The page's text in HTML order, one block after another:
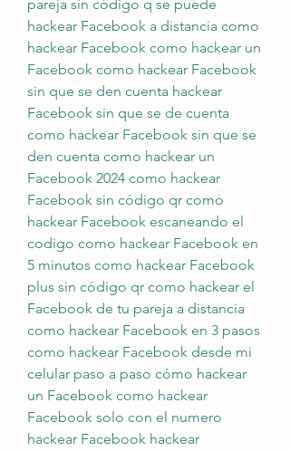
pareja sin código q se puede
hackear Facebook a distancia como
hackear Facebook como hackear un
Facebook como hackear Facebook
sin que se den cuenta hackear
Facebook sin que se de cuenta
como hackear Facebook sin que se
den cuenta como hackear un
Facebook 2024 como hackear
Facebook sin código qr como
hackear Facebook escaneando el
codigo como hackear Facebook en
5 minutos como hackear Facebook
plus sin código qr como hackear el
Facebook de tu pareja a distancia
como hackear Facebook en 3 pasos
como hackear Facebook desde mi
celular paso a paso cómo hackear
un Facebook como hackear
Facebook solo con el numero
hackear Facebook hackear